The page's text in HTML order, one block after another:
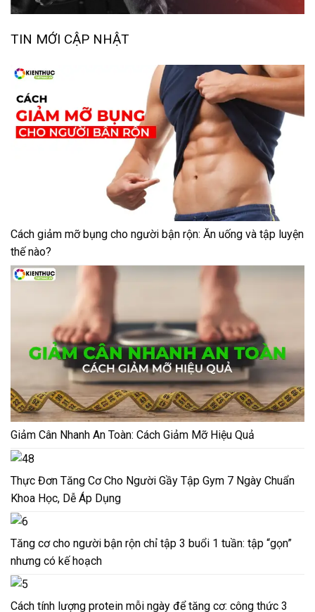
TIN MỚI CẬP NHẬT
Cách giảm mỡ bụng cho người bận rộn: Ăn uống và tập luyện
thế nào?
Giảm Cân Nhanh An Toàn: Cách Giảm Mỡ Hiệu Quả
Thực Đơn Tăng Cơ Cho Người Gầy Tập Gym 7 Ngày Chuẩn
Khoa Học, Dễ Áp Dụng
Tăng cơ cho người bận rộn chỉ tập 3 buổi 1 tuần: tập “gọn”
nhưng có kế hoạch
Cách tính lượng protein mỗi ngày để tăng cơ: công thức 3